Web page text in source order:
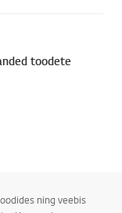
toodete
ning veebis